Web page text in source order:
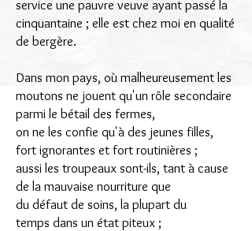
service une pauvre veuve ayant passé la
cinquantaine ; elle est chez moi en qualité
de bergère.
Dans mon pays, où malheureusement les
moutons ne jouent qu'un rôle secondaire
parmi le bétail des fermes,
on ne les confie qu'à des jeunes filles,
fort ignorantes et fort routinières ;
aussi les troupeaux sont-ils, tant à cause
de la mauvaise nourriture que
du défaut de soins, la plupart du
temps dans un état piteux ;